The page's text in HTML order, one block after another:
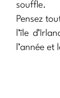
souffle.
Pensez
l’île
l’année